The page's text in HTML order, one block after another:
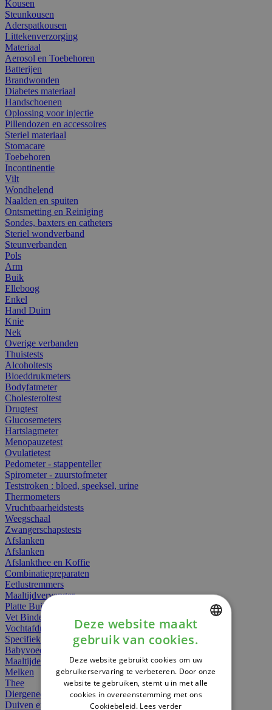
Kousen
Steunkousen
Aderspatkousen
Littekenverzorging
Materiaal
Aerosol en Toebehoren
Batterijen
Brandwonden
Diabetes materiaal
Handschoenen
Oplossing voor injectie
Pillendozen en accessoires
Steriel materiaal
Stomacare
Toebehoren
Incontinentie
Vilt
Wondhelend
Naalden en spuiten
Ontsmetting en Reiniging
Sondes, baxters en catheters
Steriel wondverband
Steunverbanden
Pols
Arm
Buik
Elleboog
Enkel
Hand Duim
Knie
Nek
Overige verbanden
Thuistests
Alcoholtests
Bloeddrukmeters
Bodyfatmeter
Cholesteroltest
Drugtest
Glucosemeters
Hartslagmeter
Menopauzetest
Ovulatietest
Pedometer - stappenteller
Spirometer - zuurstofmeter
Teststroken : bloed, speeksel, urine
Thermometers
Vruchtbaarheidstests
Weegschaal
Zwangerschapstests
Afslanken
Afslanken
Afslankthee en Koffie
Combinatiepreparaten
Eetlustremmers
Maaltijdvervanger
Platte Buik
Vet Binders
Vochtafdrijvers
Specifieke Voeding
Babyvoeding
Maaltijden
Melken
Thee
Diergeneesmiddelen
Duiven en vogels
DUTCH
FRENCH
ENGLISH
Deze website maakt
gebruik van cookies.
Deze website gebruikt cookies om uw
gebruikerservaring te verbeteren. Door onze
website te gebruiken, stemt u in met alle
cookies in overeenstemming met ons
Cookiebeleid. Lees verder